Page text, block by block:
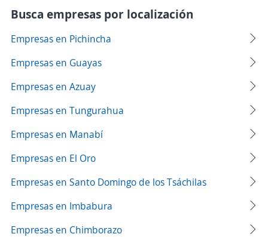
Busca empresas por localización
Empresas en Pichincha
Empresas en Guayas
Empresas en Azuay
Empresas en Tungurahua
Empresas en Manabí
Empresas en El Oro
Empresas en Santo Domingo de los Tsáchilas
Empresas en Imbabura
Empresas en Chimborazo